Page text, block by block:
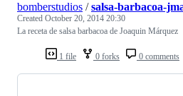
1 file 0 forks 0 comments
bomberstudios /salsa-barbacoa-
Created October 20, 2014 20:30
La receta de salsa barbacoa de Joaquin Márquez